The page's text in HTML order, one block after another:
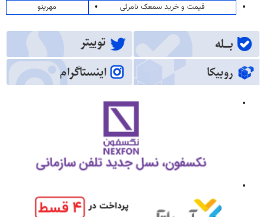
قیمت و خرید سمعک نامرئی
مهرینو